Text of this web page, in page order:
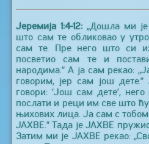
Јеремија 1:4-12:„Дошла ми је
што сам те обликовао у
сам те. Пре него што си
посветио сам те и
народима.” А ја сам рекао:
говорим, јер сам још
говори: ‘Још сам дете’,
послати и реци им све што
њихових лица. Ја сам с
ЈАХВЕ.” Тада је ЈАХВЕ
Затим ми је ЈАХВЕ рекао: